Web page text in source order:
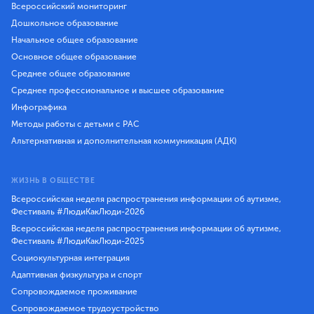
Всероссийский мониторинг
Дошкольное образование
Начальное общее образование
Основное общее образование
Среднее общее образование
Среднее профессиональное и высшее образование
Инфографика
Методы работы с детьми с РАС
Альтернативная и дополнительная коммуникация (АДК)
ЖИЗНЬ В ОБЩЕСТВЕ
Всероссийская неделя распространения информации об аутизме,
Фестиваль #ЛюдиКакЛюди-2026
Всероссийская неделя распространения информации об аутизме,
Фестиваль #ЛюдиКакЛюди-2025
Социокультурная интеграция
Адаптивная физкультура и спорт
Сопровождаемое проживание
Сопровождаемое трудоустройство